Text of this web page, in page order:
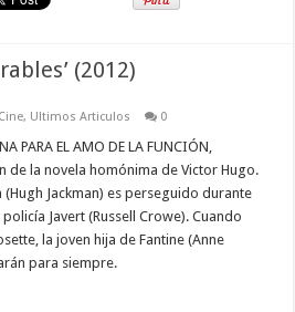
(2012)
, Ultimos Articulos 0
PARA EL AMO DE LA FUNCIÓN,
de la novela homónima de Victor Hugo.
(Hugh Jackman) es perseguido durante
Javert (Russell Crowe). Cuando
la joven hija de Fantine (Anne
para siempre.